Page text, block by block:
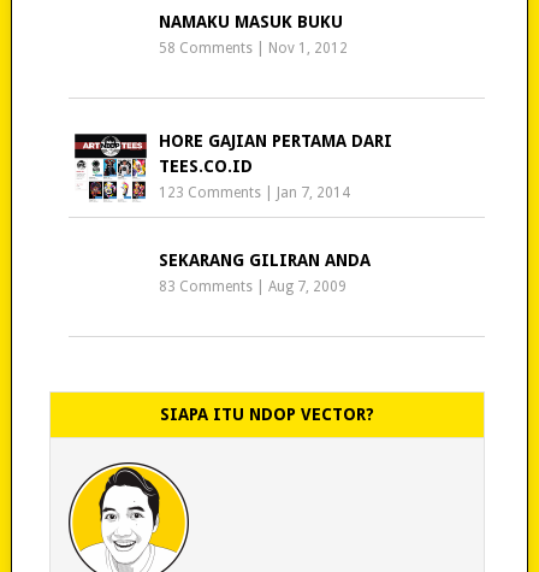
NAMAKU MASUK BUKU
58 Comments Nov 1, 2012
HORE GAJIAN PERTAMA DARI
TEES.CO.ID
123 Comments Jan 7, 2014
SEKARANG GILIRAN ANDA
83 Comments |Aug 7, 2009
SIAPA ITU NDOP VECTOR?